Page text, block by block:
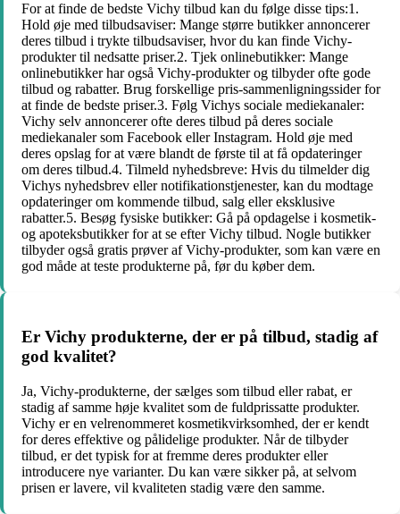
For at finde de bedste Vichy tilbud kan du følge disse tips:1.
Hold øje med tilbudsaviser: Mange større butikker annoncerer
deres tilbud i trykte tilbudsaviser, hvor du kan finde Vichy-
produkter til nedsatte priser.2. Tjek onlinebutikker: Mange
onlinebutikker har også Vichy-produkter og tilbyder ofte gode
tilbud og rabatter. Brug forskellige pris-sammenligningssider for
at finde de bedste priser.3. Følg Vichys sociale mediekanaler:
Vichy selv annoncerer ofte deres tilbud på deres sociale
mediekanaler som Facebook eller Instagram. Hold øje med
deres opslag for at være blandt de første til at få opdateringer
om deres tilbud.4. Tilmeld nyhedsbreve: Hvis du tilmelder dig
Vichys nyhedsbrev eller notifikationstjenester, kan du modtage
opdateringer om kommende tilbud, salg eller eksklusive
rabatter.5. Besøg fysiske butikker: Gå på opdagelse i kosmetik-
og apoteksbutikker for at se efter Vichy tilbud. Nogle butikker
tilbyder også gratis prøver af Vichy-produkter, som kan være en
god måde at teste produkterne på, før du køber dem.
Er Vichy produkterne, der er på tilbud, stadig af
god kvalitet?
Ja, Vichy-produkterne, der sælges som tilbud eller rabat, er
stadig af samme høje kvalitet som de fuldprissatte produkter.
Vichy er en velrenommeret kosmetikvirksomhed, der er kendt
for deres effektive og pålidelige produkter. Når de tilbyder
tilbud, er det typisk for at fremme deres produkter eller
introducere nye varianter. Du kan være sikker på, at selvom
prisen er lavere, vil kvaliteten stadig være den samme.